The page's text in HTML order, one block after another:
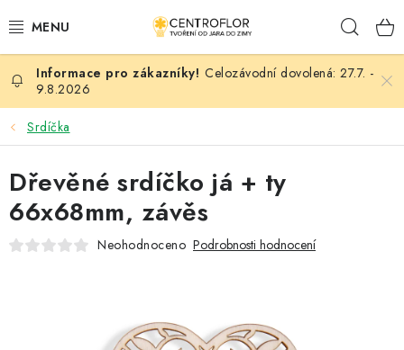
na
SEZÓNNÍ TVOŘENÍ
DŘEVĚNÉ VÝROBKY
MEDAILE
PLACKY A MAGNETKY
Celozávodní dovolená: 27.7. -
9.8.2026
Srdíčka
Dřevěné srdíčko já + ty
66x68mm, závěs
Neohodnoceno Podrobnosti hodnocení